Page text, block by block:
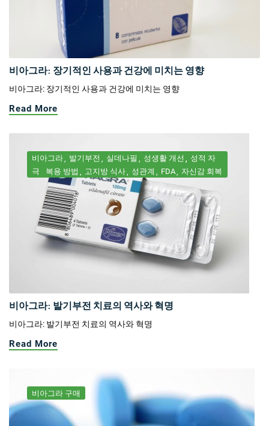
비아그라: 장기적인 사용과 건강에 미치는 영향
비아그라: 장기적인 사용과 건강에 미치는 영향
Read More
비아그라 발기부전 실데나필 성생활 개선
성적 자
극
복용 방법 고지방 식사 성관계 FDA 자신감 회복
비아그라: 발기부전 치료의 역사와 혁명
비아그라: 발기부전 치료의 역사와 혁명
Read More
비아그라 구매